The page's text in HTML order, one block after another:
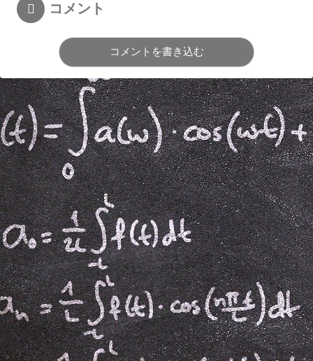
コメント
コメントを書き込む